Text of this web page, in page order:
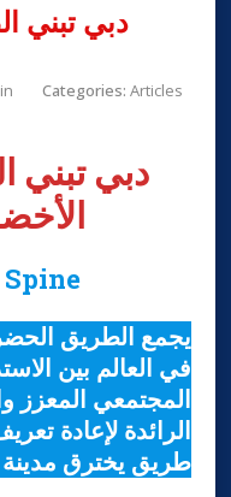
دبي تبني
Categories:Articles
دبي تبني
Spine
يجمع الطريق
في العالم بين
المجتمعي المعزز
الرائدة لإعادة
طريق يخترق مدينة